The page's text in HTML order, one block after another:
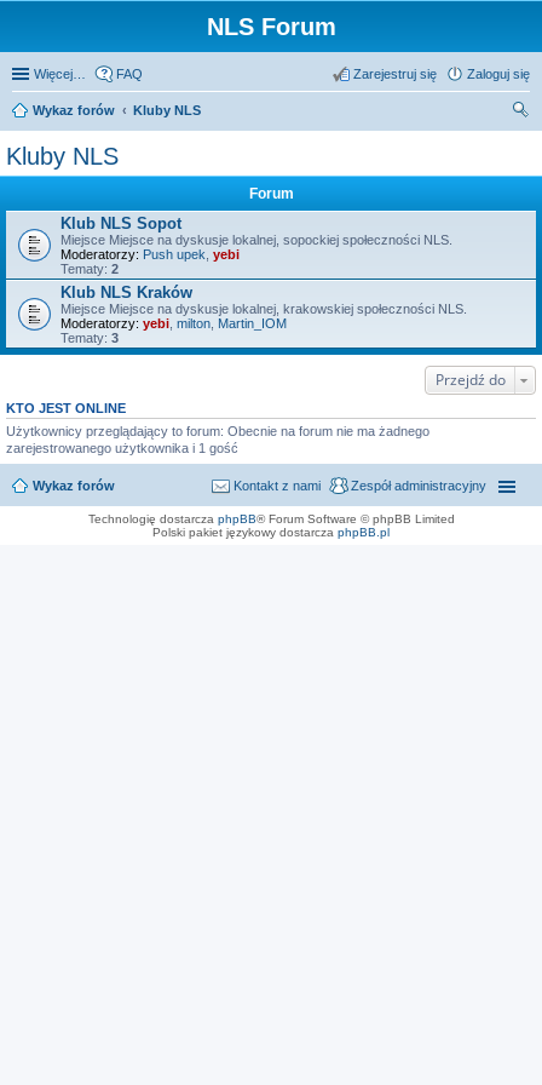
NLS Forum
Więcej… FAQ Zaloguj się
Zarejestruj się
Wykaz forów
Kluby NLS
Kluby NLS
Forum
Klub NLS Sopot
Miejsce Miejsce na dyskusje lokalnej, sopockiej społeczności NLS.
Moderatorzy: Push upek yebi
Tematy: 2
Klub NLS Kraków
Miejsce Miejsce na dyskusje lokalnej, krakowskiej społeczności NLS.
Moderatorzy: yebi milton Martin_IOM
Tematy: 3
Przejdź do
KTO JEST ONLINE
Użytkownicy przeglądający to forum: Obecnie na forum nie ma żadnego
zarejestrowanego użytkownika i 1 gość
Wykaz forów Zespół administracyjny
Kontakt z nami
Technologię dostarcza phpBB® Forum Software © phpBB Limited
Polski pakiet językowy dostarcza phpBB.pl